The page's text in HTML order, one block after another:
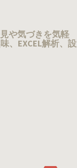
や気づきを気軽
、EXCEL解析、設